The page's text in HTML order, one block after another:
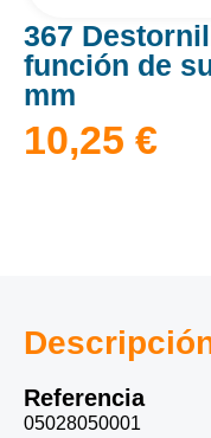
367
función de
mm
10,25 €
Referencia
05028050001